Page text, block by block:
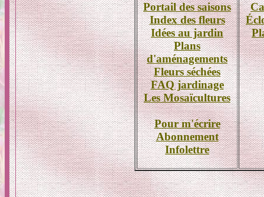
Portail des saisons
Index des fleurs
Idées au jardin
Plans
d'aménagements
Fleurs séchées
FAQ jardinage
Les Mosaïcultures
Pour m'écrire
Abonnement
Infolettre